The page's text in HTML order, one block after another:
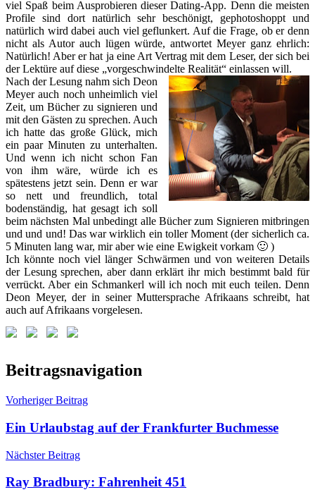
viel Spaß beim Ausprobieren dieser Dating-App. Denn die meisten
Profile sind dort natürlich sehr beschönigt, gephotoshoppt und
natürlich wird dabei auch viel geflunkert. Auf die Frage, ob er denn
nicht als Autor auch lügen würde, antwortet Meyer ganz ehrlich:
Natürlich! Aber er hat ja eine Art Vertrag mit dem Leser, der sich bei
der Lektüre auf diese „vorgeschwindelte Realität“ einlassen will.
Nach der Lesung nahm sich Deon
Meyer auch noch unheimlich viel
Zeit, um Bücher zu signieren und
mit den Gästen zu sprechen. Auch
ich hatte das große Glück, mich
ein paar Minuten zu unterhalten.
Und wenn ich nicht schon Fan
von ihm wäre, würde ich es
spätestens jetzt sein. Denn er war
so nett und freundlich, total
bodenständig, hat gesagt ich soll
beim nächsten Mal unbedingt alle Bücher zum Signieren mitbringen
und und und! Das war wirklich ein toller Moment (der sicherlich ca.
5 Minuten lang war, mir aber wie eine Ewigkeit vorkam 🙂 )
Ich könnte noch viel länger Schwärmen und von weiteren Details
der Lesung sprechen, aber dann erklärt ihr mich bestimmt bald für
verrückt. Aber ein Schmankerl will ich noch mit euch teilen. Denn
Deon Meyer, der in seiner Muttersprache Afrikaans schreibt, hat
auch auf Afrikaans vorgelesen.
Schlagwörter:
Afrikanische
Afrikanische
Benny
Deon
Icarus
Beitragsnavigation
Vorheriger Beitrag
Ein Urlaubstag auf der Frankfurter Buchmesse
Nächster Beitrag
Ray Bradbury: Fahrenheit 451